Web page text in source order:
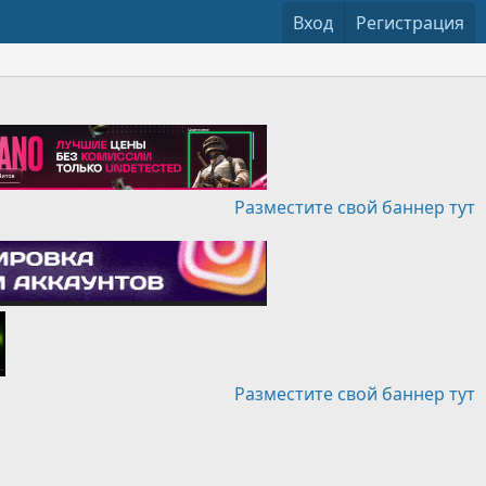
Вход Регистрация
Разместите свой баннер тут
Разместите свой баннер тут